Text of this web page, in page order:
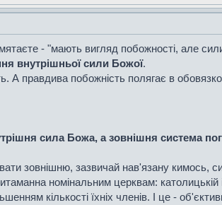
- "мають вигляд побожності, але
внутрішньої сили Божої.
А правдива побожність полягає в
сила Божа, а зовнішня система
зовнішню, зазвичай нав'язану кимось,
номінальним церквам:
кількості їхніх членів. І це -